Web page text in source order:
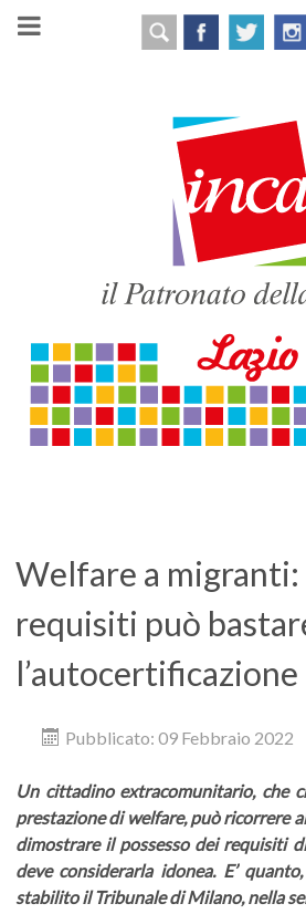
Welfare a migranti:
requisiti può
l’autocertificazione
Pubblicato: 09 Febbraio 2022
Un cittadino extracomunitario, che
prestazione di welfare, può ricorrere
dimostrare il possesso dei requisiti
deve considerarla idonea. E’
stabilito il Tribunale di Milano, nella